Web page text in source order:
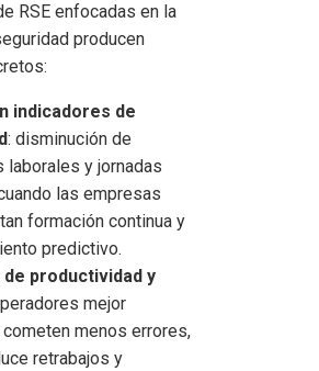
RSE enfocadas en la
producen
indicadores de
: disminución de
laborales y jornadas
las empresas
formación continua y
predictivo.
productividad y
mejor
menos errores,
retrabajos y